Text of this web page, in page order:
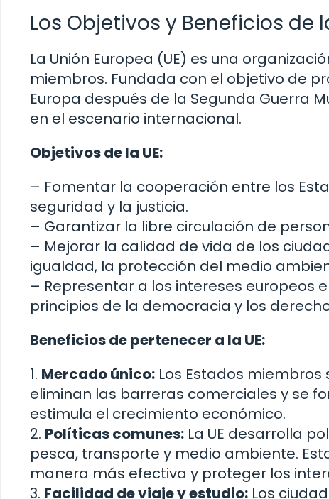
Los Objetivos y Beneficios de
La Unión Europea (UE) es una
miembros. Fundada con el objetivo de
Europa después de la Segunda Guerra
en el escenario internacional.
Objetivos de la UE:
– Fomentar la cooperación entre los
seguridad y la justicia.
– Garantizar la libre circulación de
– Mejorar la calidad de vida de los
igualdad, la protección del medio
– Representar a los intereses europeos
principios de la democracia y los
Beneficios de pertenecer a la UE:
1. Mercado único: Los Estados
eliminan las barreras comerciales y se
estimula el crecimiento económico.
2. Políticas comunes: La UE desarrolla
pesca, transporte y medio ambiente.
manera más efectiva y proteger los
3. Facilidad de viaje y estudio: Los